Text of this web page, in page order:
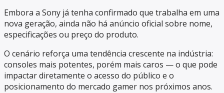
Embora a Sony já tenha confirmado que trabalha em uma
nova geração, ainda não há anúncio oficial sobre nome,
especificações ou preço do produto.
O cenário reforça uma tendência crescente na indústria:
consoles mais potentes, porém mais caros — o que pode
impactar diretamente o acesso do público e o
posicionamento do mercado gamer nos próximos anos.